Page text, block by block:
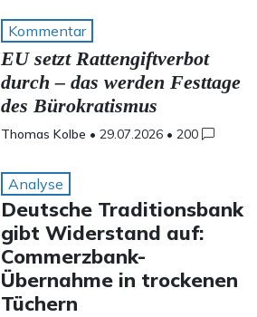
Kommentar
EU setzt Rattengiftverbot
durch – das werden Festtage
des Bürokratismus
Thomas Kolbe •29.07.2026 •200
Analyse
Deutsche Traditionsbank
gibt Widerstand auf:
Commerzbank-
Übernahme in trockenen
Tüchern